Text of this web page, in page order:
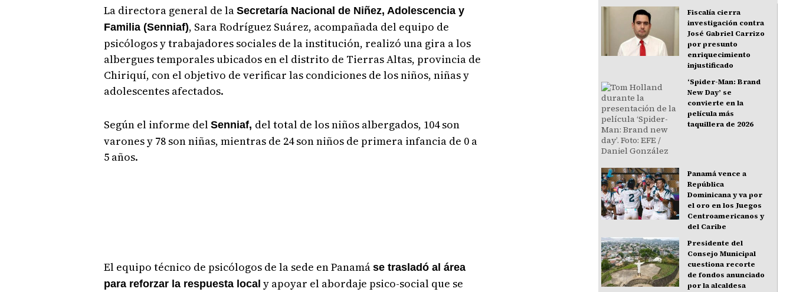
La directora general de la Secretaría Nacional de Niñez, Adolescencia y
Familia (Senniaf), Sara Rodríguez Suárez, acompañada del equipo de
psicólogos y trabajadores sociales de la institución, realizó una gira a los
albergues temporales ubicados en el distrito de Tierras Altas, provincia de
Chiriquí, con el objetivo de verificar las condiciones de los niños, niñas y
adolescentes afectados.
Según el informe del Senniaf, del total de los niños albergados, 104 son
varones y 78 son niñas, mientras de 24 son niños de primera infancia de 0 a
5 años.
El equipo técnico de psicólogos de la sede en Panamá se trasladó al área
para reforzar la respuesta local y apoyar el abordaje psico-social que se
Fiscalía cierra
investigación contra
José Gabriel Carrizo
por presunto
enriquecimiento
injustificado
‘Spider-Man: Brand
New Day’ se
convierte en la
película más
taquillera de 2026
Panamá vence a
República
Dominicana y va por
el oro en los Juegos
Centroamericanos y
del Caribe
Presidente del
Consejo Municipal
cuestiona recorte
de fondos anunciado
por la alcaldesa